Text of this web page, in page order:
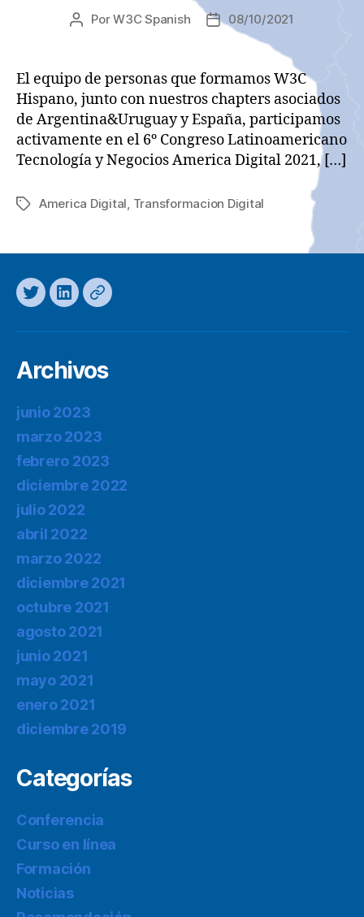
Autor
entrada
PorW3C Spanish
Fecha
entrada
08/10/2021
El equipo de personas que formamos W3C
Hispano, junto con nuestros chapters asociados
de Argentina&Uruguay y España, participamos
activamente en el 6º Congreso Latinoamericano
Tecnologí­a y Negocios America Digital 2021, […]
Etiquetas
America Digital Transformacion Digital
TwitterLinkedInMastodon
Archivos
junio 2023
marzo 2023
febrero 2023
diciembre 2022
julio 2022
abril 2022
marzo 2022
diciembre 2021
octubre 2021
agosto 2021
junio 2021
mayo 2021
enero 2021
diciembre 2019
Categorías
Conferencia
Curso en línea
Formación
Noticias